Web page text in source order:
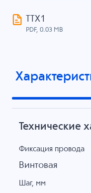
ТТХ1
PDF, 0.03 MB
Технические
Фиксация провода
Винтовая
Шаг, мм